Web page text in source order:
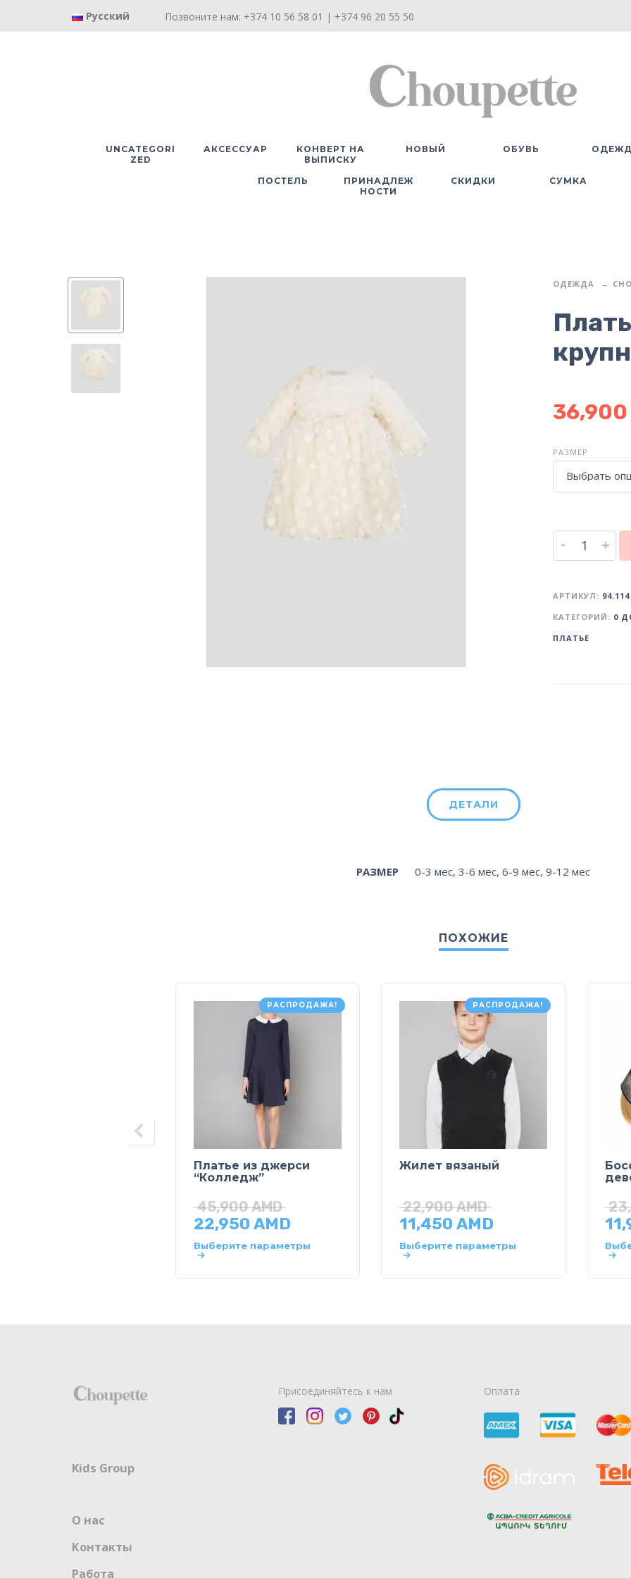
Русский Позвоните нам: +374 10 56 58 01 | +374 96 20 55 50
UNCATEGORI
ZED
АКСЕССУАР
КОНВЕРТ НА
ВЫПИСКУ
НОВЫЙ ОБУВЬ
ПОСТЕЛЬ
ПРИНАДЛЕЖ
НОСТИ
СКИДКИ СУМКА
ОДЕЖДА
36,900
РАЗМЕР
Выбрать
- +
АРТИКУЛ: 94.114
КАТЕГОРИЙ: 0
ПЛАТЬЕ
ДЕТАЛИ
РАЗМЕР 0-3 мес, 3-6 мес, 6-9 мес, 9-12 мес
ПОХОЖИЕ
РАСПРОДАЖА!
Платье из джерси
“Колледж”
45,900AMD
22,950 AMD
Выберите параметры
РАСПРОДАЖА!
Жилет вязаный
22,900AMD
11,450 AMD
Выберите параметры
Kids Group
О нас
Контакты
Работа
Присоединяйтесь к нам Оплата